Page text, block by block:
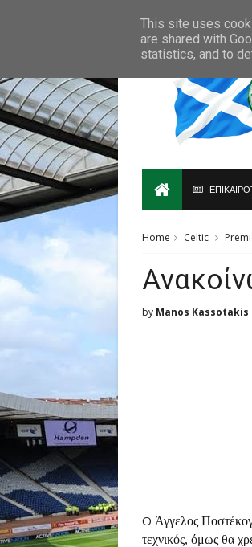
Home Celtic
by Manos Kassotakis
O Άγγελος
τεχνικός, όμως θα
This site uses
are shared with
statistics, and to